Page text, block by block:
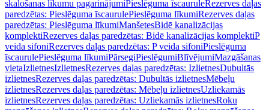
skalošanas līkumu pagarinājumiPieslēguma īscauruleRezerves daļas
paredzētas: Pieslēguma īscaurulePieslēguma līkumiRezerves daļas
paredzētas: Pieslēguma līkumiManšetesBidē kanalizācijas
komplektiRezerves daļas paredzētas: Bidē kanalizācijas komplektiP
veida sifoniRezerves daļas paredzētas: P veida sifoniPieslēguma
īscaurulePieslēguma līkumiPārsegiPieslēgumiBlīvējumiMazgāšanas
vietaIzlietnesIzlietnesRezerves daļas paredzētas: IzlietnesDubultās
izlietnesRezerves daļas paredzētas: Dubultās izlietnesMēbeļu
izlietnesRezerves daļas paredzētas: Mēbeļu izlietnesUzliekamās
izlietnesRezerves daļas paredzētas: Uzliekamās izlietnesRoku